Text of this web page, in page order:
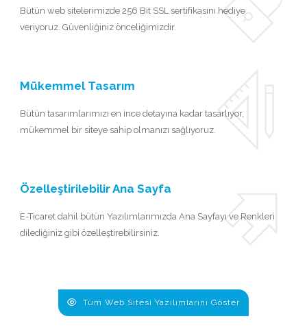
Bütün web sitelerimizde 256 Bit SSL sertifikasını hediye
veriyoruz. Güvenliğiniz önceliğimizdir.
Mükemmel Tasarım
Bütün tasarımlarımızı en ince detayına kadar tasarlıyor,
mükemmel bir siteye sahip olmanızı sağlıyoruz.
Özelleştirilebilir Ana Sayfa
E-Ticaret dahil bütün Yazılımlarımızda Ana Sayfayı ve Renkleri
dilediğiniz gibi özelleştirebilirsiniz.
Tüm Web Sitesi Yazılımlarını Göster